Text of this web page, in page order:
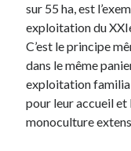
Renaud Ducherdans
personnelle
Commentaires
Entretien ménagerdans
JFdansC’était pas
sur 55 ha, est
exploitation du
C’est le principe
dans le même
exploitation
pour leur accueil et
monoculture